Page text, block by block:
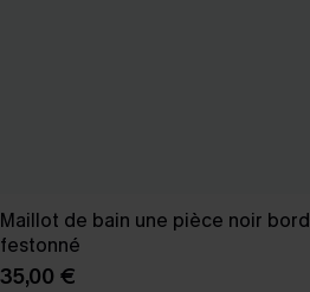
Maillot de bain une pièce noir bord
festonné
35,00 €